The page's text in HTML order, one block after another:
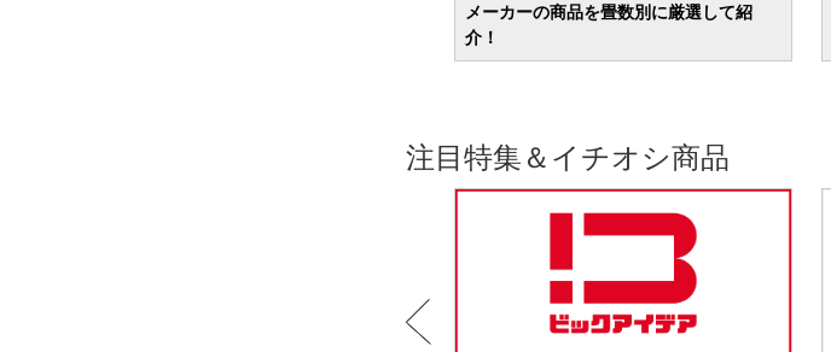
メーカーの商品を畳数別に厳選して紹
介！
注目特集＆イチオシ商品